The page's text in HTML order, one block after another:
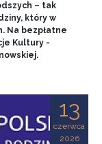
– tak
który w
Na bezpłatne
Kultury -
13
czerwca
2026